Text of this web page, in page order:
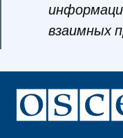
взаимных